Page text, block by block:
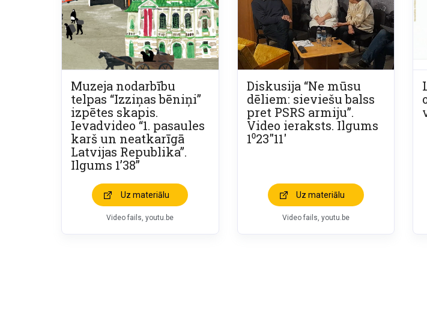
Muzeja nodarbību
telpas “Izziņas bēniņi”
izpētes skapis.
Ievadvideo “1. pasaules
karš un neatkarīgā
Latvijas Republika”.
Ilgums 1’38”
Uz materiālu
Video fails, youtu.be
Diskusija “Ne mūsu
dēliem: sieviešu balss
pret PSRS armiju”.
Video ieraksts. Ilgums
1⁰23″11′
Uz materiālu
Video fails, youtu.be